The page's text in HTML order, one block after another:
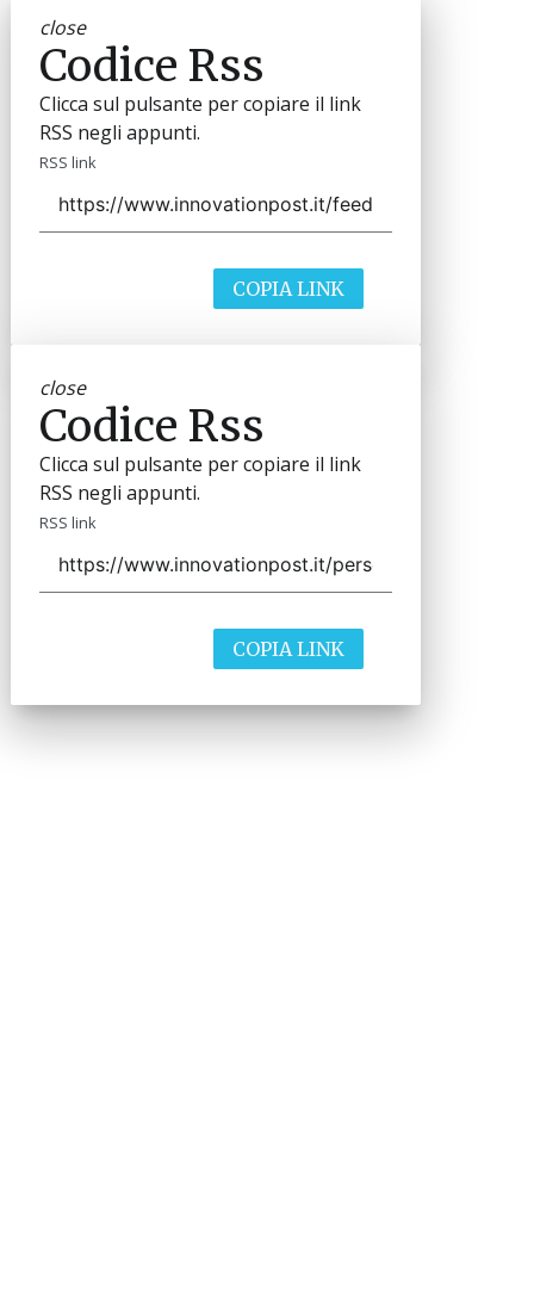
close
Codice Rss
Clicca sul pulsante per copiare il link
RSS negli appunti.
RSS link
COPIA LINK
close
Codice Rss
Clicca sul pulsante per copiare il link
RSS negli appunti.
RSS link
COPIA LINK